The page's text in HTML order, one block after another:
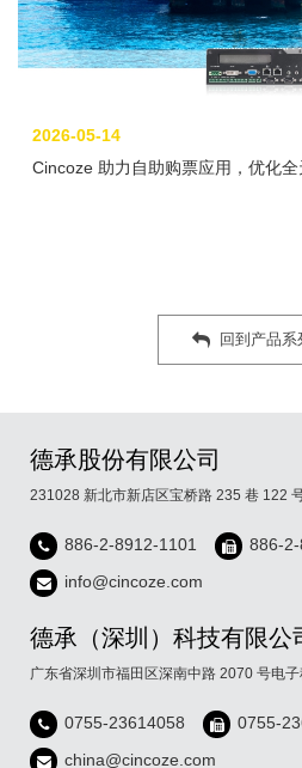
2026-05-14
Cincoze 助力自助购票应用，优化
回到产品系
德承股份有限公司
231028 新北市新店区宝桥路 235 巷 122
886-2-8912-1101
886-
info@cincoze.com
德承（深圳）科技有限公
广东省深圳市福田区深南中路 2070 号电
0755-23614058
0755-
china@cincoze.com